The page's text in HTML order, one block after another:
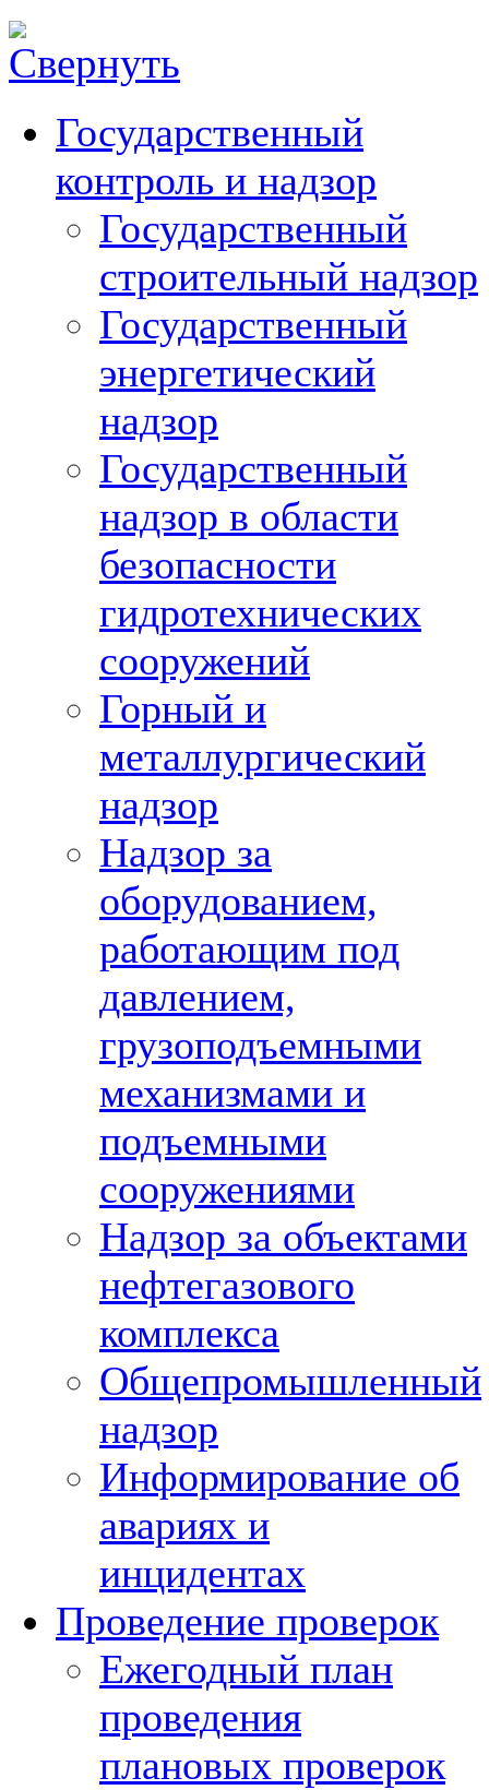
Государственный
контроль и надзор
Государственный
строительный надзор
Государственный
энергетический
надзор
Государственный
надзор в области
безопасности
гидротехнических
сооружений
Горный и
металлургический
надзор
Надзор за
оборудованием,
работающим под
давлением,
грузоподъемными
механизмами и
подъемными
сооружениями
Надзор за объектами
нефтегазового
комплекса
Общепромышленный
надзор
Информирование об
авариях и
инцидентах
Проведение проверок
Ежегодный план
проведения
плановых проверок